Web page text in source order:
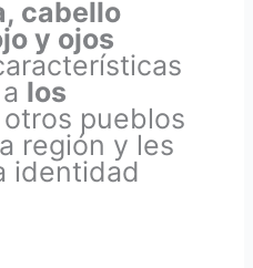
cabello
y ojos
los
pueblos
región y les
identidad